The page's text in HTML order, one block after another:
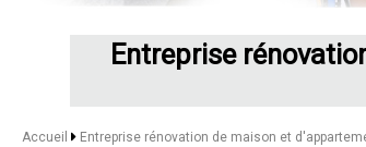
Entreprise
Accueil Entreprise rénovation de maison et